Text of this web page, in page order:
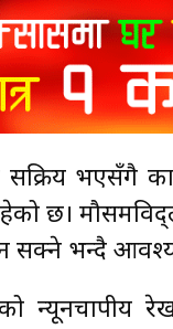
भएसँगै
छ।
सक्ने भन्दै
न्यूनचापीय